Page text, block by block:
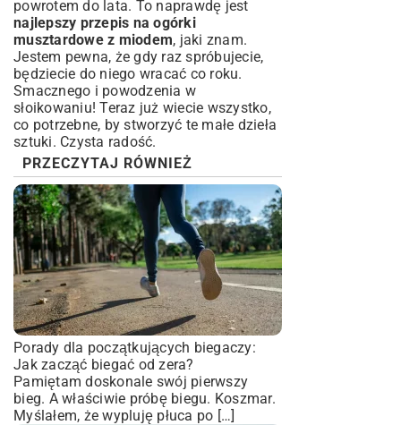
powrotem do lata. To naprawdę jest
najlepszy przepis na ogórki
musztardowe z miodem, jaki znam.
Jestem pewna, że gdy raz spróbujecie,
będziecie do niego wracać co roku.
Smacznego i powodzenia w
słoikowaniu! Teraz już wiecie wszystko,
co potrzebne, by stworzyć te małe dzieła
sztuki. Czysta radość.
PRZECZYTAJ RÓWNIEŻ
Porady dla początkujących biegaczy:
Jak zacząć biegać od zera?
Pamiętam doskonale swój pierwszy
bieg. A właściwie próbę biegu. Koszmar.
Myślałem, że wypluję płuca po […]